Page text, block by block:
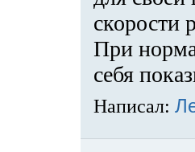
скорости
При
себя
Написал: